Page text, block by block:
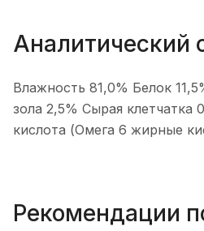
Аналитический
Влажность 81,0% Белок
зола 2,5% Сырая клетчатка
кислота (Омега 6 жирные
Рекомендации